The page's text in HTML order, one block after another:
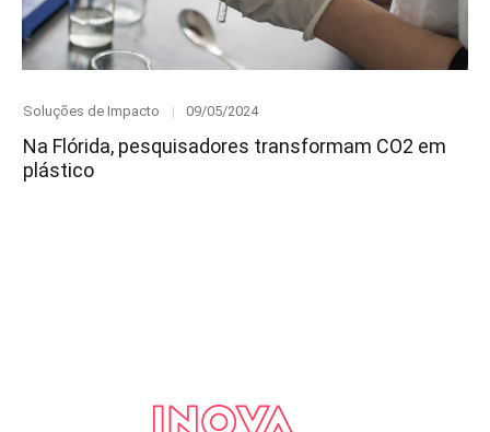
Category
Soluções de Impacto
Posted
09/05/2024
Na Flórida, pesquisadores transformam CO2 em
plástico